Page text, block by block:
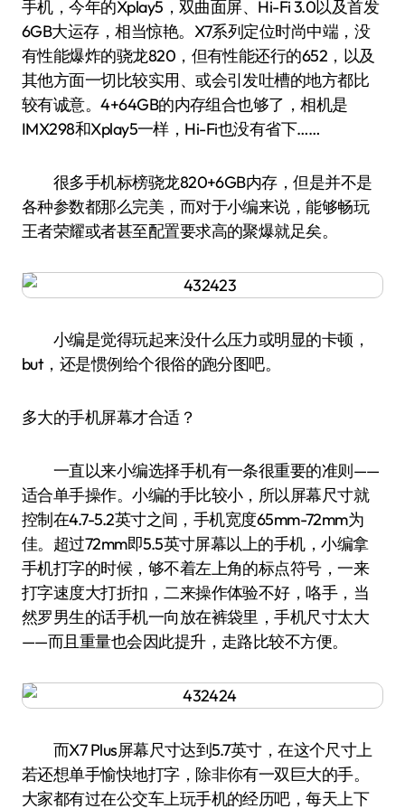
手机，今年的Xplay5，双曲面屏、Hi-Fi 3.0以及首发
6GB大运存，相当惊艳。X7系列定位时尚中端，没
有性能爆炸的骁龙820，但有性能还行的652，以及
其他方面一切比较实用、或会引发吐槽的地方都比
较有诚意。4+64GB的内存组合也够了，相机是
IMX298和Xplay5一样，Hi-Fi也没有省下……
很多手机标榜骁龙820+6GB内存，但是并不是
各种参数都那么完美，而对于小编来说，能够畅玩
王者荣耀或者甚至配置要求高的聚爆就足矣。
小编是觉得玩起来没什么压力或明显的卡顿，
but，还是惯例给个很俗的跑分图吧。
多大的手机屏幕才合适？
一直以来小编选择手机有一条很重要的准则——
适合单手操作。小编的手比较小，所以屏幕尺寸就
控制在4.7-5.2英寸之间，手机宽度65mm-72mm为
佳。超过72mm即5.5英寸屏幕以上的手机，小编拿
手机打字的时候，够不着左上角的标点符号，一来
打字速度大打折扣，二来操作体验不好，咯手，当
然罗男生的话手机一向放在裤袋里，手机尺寸太大
——而且重量也会因此提升，走路比较不方便。
而X7 Plus屏幕尺寸达到5.7英寸，在这个尺寸上
若还想单手愉快地打字，除非你有一双巨大的手。
大家都有过在公交车上玩手机的经历吧，每天上下